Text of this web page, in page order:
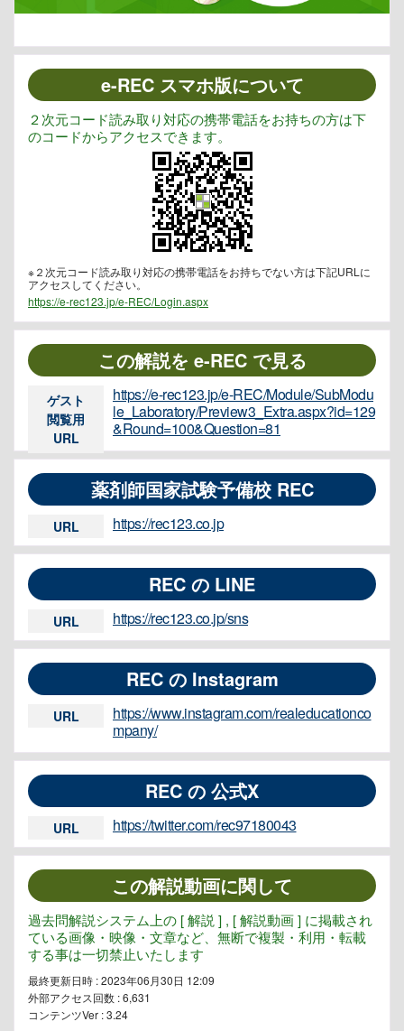
e-REC スマホ版について
２次元コード読み取り対応の携帯電話をお持ちの方は下
のコードからアクセスできます。
※２次元コード読み取り対応の携帯電話をお持ちでない方は下記URLに
アクセスしてください。
https://e-rec123.jp/e-REC/Login.aspx
この解説を e-REC で見る
ゲスト
閲覧用
URL
https://e-rec123.jp/e-REC/Module/SubModu
le_Laboratory/Preview3_Extra.aspx?id=129
&Round=100&Question=81
薬剤師国家試験予備校 REC
URL https://rec123.co.jp
REC の LINE
URL https://rec123.co.jp/sns
REC の Instagram
URL
https://www.instagram.com/realeducationco
mpany/
REC の 公式X
URL https://twitter.com/rec97180043
この解説動画に関して
過去問解説システム上の [ 解説 ] , [ 解説動画 ] に掲載され
ている画像・映像・文章など、無断で複製・利用・転載
する事は一切禁止いたします
最終更新日時 : 2023年06月30日 12:09
外部アクセス回数 :6,631
コンテンツVer : 3.24